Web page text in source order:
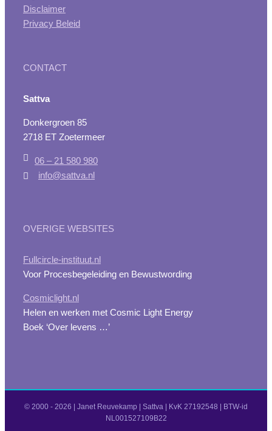
Disclaimer
Privacy Beleid
CONTACT
Sattva
Donkergroen 85
2718 ET Zoetermeer
06 – 21 580 980
info@sattva.nl
OVERIGE WEBSITES
Fullcircle-instituut.nl
Voor Procesbegeleiding en Bewustwording
Cosmiclight.nl
Helen en werken met Cosmic Light Energy
Boek ‘Over levens …’
© 2000 - 2026 | Janet Reuvekamp | Sattva | KvK 27192548 | BTW-id
NL001527109B22